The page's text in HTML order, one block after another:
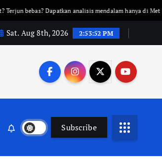
Dapatkan analisis mendalam hanya di Metalnews!
Sat. Aug 8th, 2026 2:53:53 PM
Subscribe